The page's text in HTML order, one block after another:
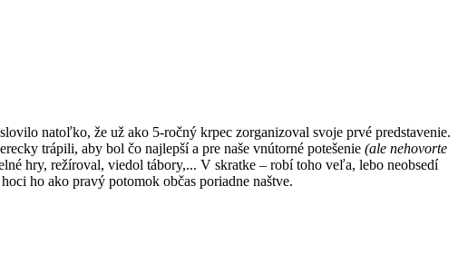
natoľko, že už ako 5-ročný krpec zorganizoval svoje prvé predstavenie.
trápili, aby bol čo najlepší a pre naše vnútorné potešenie (ale nehovorte
hry, režíroval, viedol tábory,... V skratke – robí toho veľa, lebo neobsedí
ho ako pravý potomok občas poriadne naštve.